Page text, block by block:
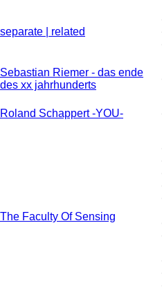
separate | related
Sebastian Riemer - das ende
des xx jahrhunderts
Roland Schappert -YOU-
The Faculty Of Sensing